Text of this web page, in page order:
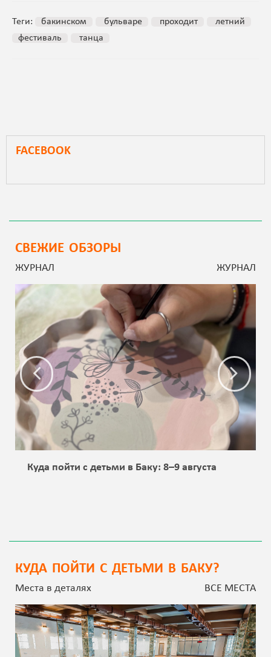
Теги: бакинском бульваре проходит
летний
фестиваль
танца
FACEBOOK
СВЕЖИЕ ОБЗОРЫ
ЖУРНАЛ ЖУРНАЛ
Куда пойти с детьми в Баку: 8–9 августа
КУДА ПОЙТИ С ДЕТЬМИ В БАКУ?
Места в деталях ВСЕ МЕСТА